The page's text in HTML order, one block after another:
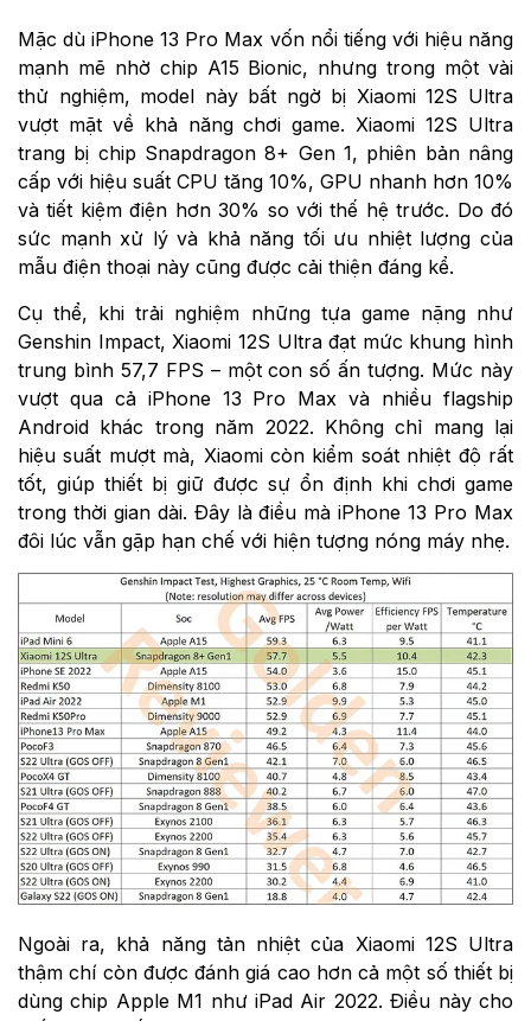
Mặc dù iPhone 13 Pro Max vốn nổi tiếng với hiệu năng
mạnh mẽ nhờ chip A15 Bionic, nhưng trong một vài
thử nghiệm, model này bất ngờ bị Xiaomi 12S Ultra
vượt mặt về khả năng chơi game. Xiaomi 12S Ultra
trang bị chip Snapdragon 8+ Gen 1, phiên bản nâng
cấp với hiệu suất CPU tăng 10%, GPU nhanh hơn 10%
và tiết kiệm điện hơn 30% so với thế hệ trước. Do đó
sức mạnh xử lý và khả năng tối ưu nhiệt lượng của
mẫu điện thoại này cũng được cải thiện đáng kể.
Cụ thể, khi trải nghiệm những tựa game nặng như
Genshin Impact, Xiaomi 12S Ultra đạt mức khung hình
trung bình 57,7 FPS – một con số ấn tượng. Mức này
vượt qua cả iPhone 13 Pro Max và nhiều flagship
Android khác trong năm 2022. Không chỉ mang lại
hiệu suất mượt mà, Xiaomi còn kiểm soát nhiệt độ rất
tốt, giúp thiết bị giữ được sự ổn định khi chơi game
trong thời gian dài. Đây là điều mà iPhone 13 Pro Max
đôi lúc vẫn gặp hạn chế với hiện tượng nóng máy nhẹ.
Ngoài ra, khả năng tản nhiệt của Xiaomi 12S Ultra
thậm chí còn được đánh giá cao hơn cả một số thiết bị
dùng chip Apple M1 như iPad Air 2022. Điều này cho